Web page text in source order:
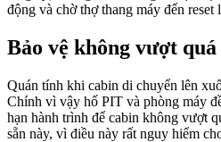
động và chờ thợ thang máy đến reset
Bảo vệ không vượt
Quán tính khi cabin di chuyển lên
Chính vì vậy hố PIT và phòng máy
hạn hành trình để cabin không vượt
sẵn này, vì điều này rất nguy hiểm